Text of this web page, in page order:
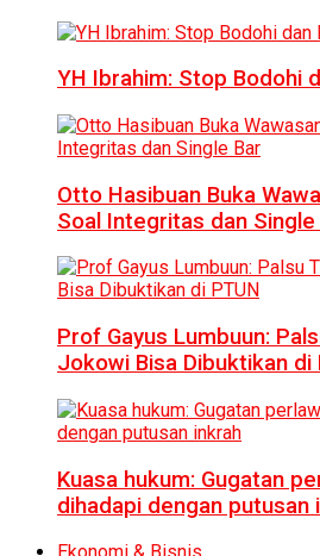
YH Ibrahim: Stop Bodohi
Otto Hasibuan Buka
Soal Integritas dan Single
Prof Gayus Lumbuun:
Jokowi Bisa Dibuktikan di
Kuasa hukum: Gugatan
dihadapi dengan putusan